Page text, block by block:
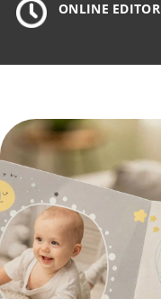
ONLINE EDITOR